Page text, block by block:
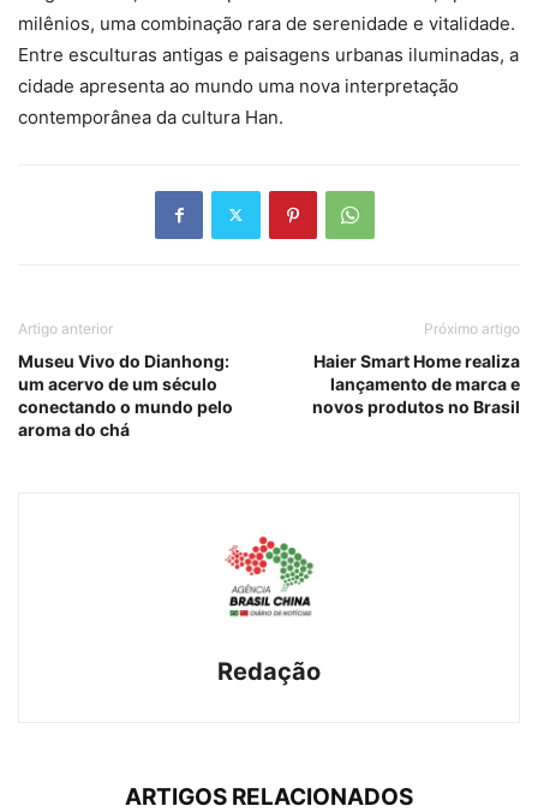
milênios, uma combinação rara de serenidade e vitalidade.
Entre esculturas antigas e paisagens urbanas iluminadas, a
cidade apresenta ao mundo uma nova interpretação
contemporânea da cultura Han.
Artigo anterior
Museu Vivo do Dianhong:
um acervo de um século
conectando o mundo pelo
aroma do chá
Próximo artigo
Haier Smart Home realiza
lançamento de marca e
novos produtos no Brasil
Redação
ARTIGOS RELACIONADOS